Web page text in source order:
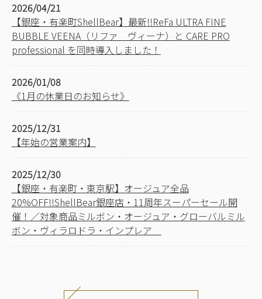
2026/04/21
【銀座・有楽町ShellBear】最新!!ReFa ULTRA FINE
BUBBLE VEENA（リファ ヴィーナ）と CARE PRO
professional を同時導入しました！
2026/01/08
《1月の休業日のお知らせ》
2025/12/31
【年始の営業案内】
2025/12/30
【銀座・有楽町・東京駅】オージュア全品
20%OFF!!ShellBear銀座店・11周年スーパーセール開
催！／対象商品ミルボン・オージュア・グローバルミル
ボン・ヴィラロドラ・インプレア